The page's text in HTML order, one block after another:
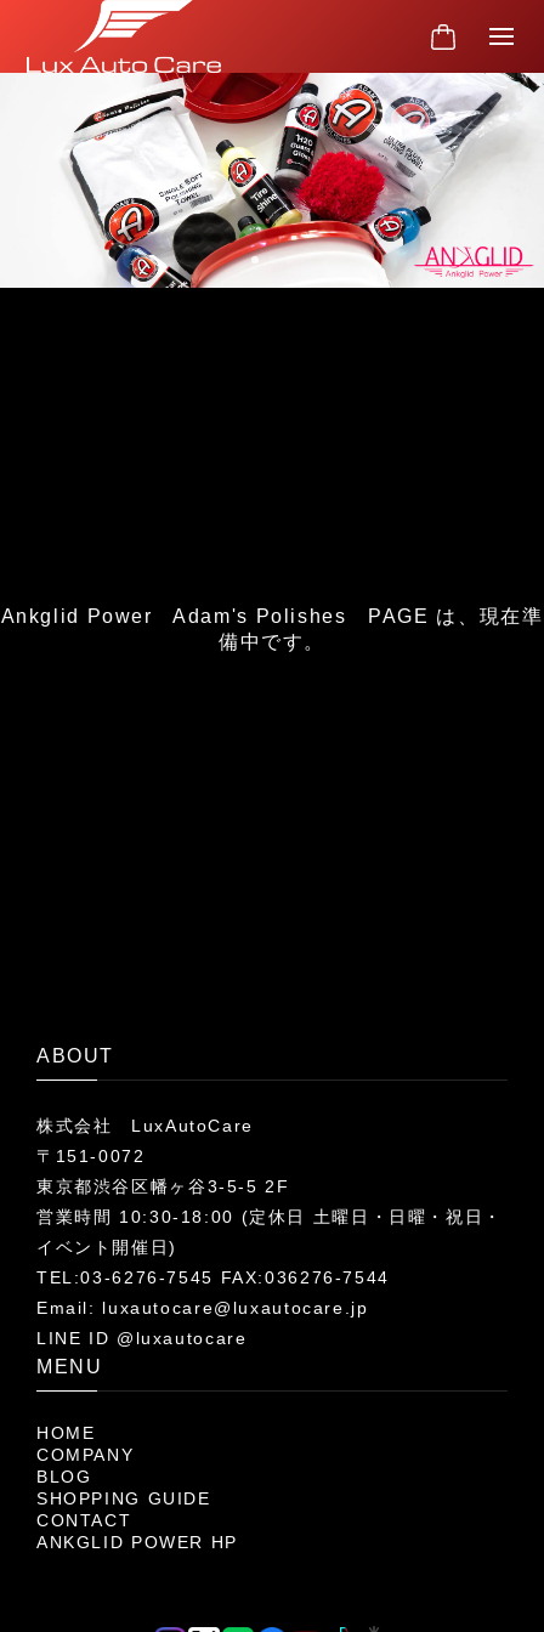
Ankglid Power Adam's Polishes PAGE は、現在準
備中です。
ABOUT
株式会社 LuxAutoCare
〒151-0072
東京都渋谷区幡ヶ谷3-5-5 2F
営業時間 10:30-18:00 (定休日 土曜日・日曜・祝日・
イベント開催日)
TEL:03-6276-7545 FAX:036276-7544
Email: luxautocare@luxautocare.jp
LINE ID @luxautocare
MENU
HOME
COMPANY
BLOG
SHOPPING GUIDE
CONTACT
ANKGLID POWER HP